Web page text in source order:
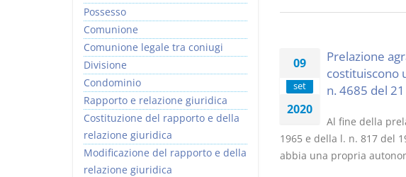
09
set
2020
Prelazione
costituiscono
n. 4685 del
Al fine della
1965 e della l. n. 817 del
abbia una propria
Possesso
Comunione
Comunione legale tra coniugi
Divisione
Condominio
Rapporto e relazione giuridica
Costituzione del rapporto e della
relazione giuridica
Modificazione del rapporto e della
relazione giuridica